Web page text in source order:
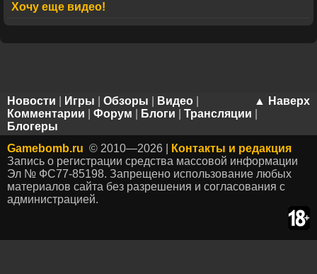
Хочу еще видео!
▲ Наверх
Новости Игры Обзоры Видео
Комментарии
Форум Блоги Трансляции
Блогеры
Gamebomb.ru © 2010—2026 |
Контакты и редакция
Запись о регистрации средства массовой информации
Эл № ФС77-85198. Запрещено использование любых
материалов сайта без разрешения и согласования с
администрацией.